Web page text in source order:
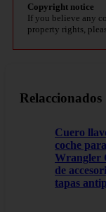
Copyright notice
If you believe any
property rights,
Relaccionados
Cuero
coche
Wrangler
de
tapas